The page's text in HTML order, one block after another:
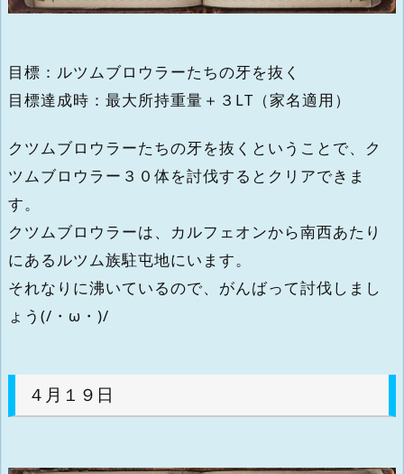
目標：ルツムブロウラーたちの牙を抜く
目標達成時：最大所持重量＋３LT（家名適用）
クツムブロウラーたちの牙を抜くということで、ク
ツムブロウラー３０体を討伐するとクリアできま
す。
クツムブロウラーは、カルフェオンから南西あたり
にあるルツム族駐屯地にいます。
それなりに沸いているので、がんばって討伐しまし
ょう(/・ω・)/
４月１９日